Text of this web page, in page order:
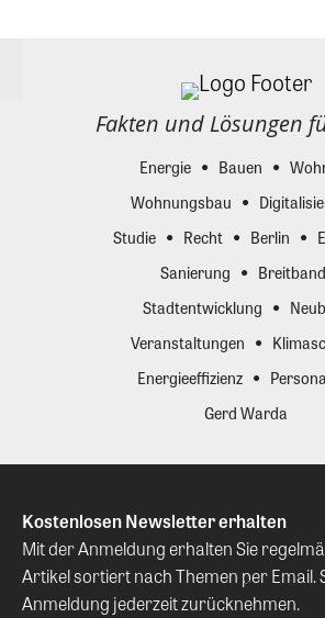
Fakten und Lösungen
Energie Bauen
Wohnungsbau
Studie
Recht Berlin
Sanierung
Breitband
Stadtentwicklung
Veranstaltungen
Energieeffizienz
Gerd Warda
Kostenlosen Newsletter erhalten
Mit der Anmeldung erhalten Sie
Artikel sortiert nach Themen per Email.
Anmeldung jederzeit zurücknehmen.